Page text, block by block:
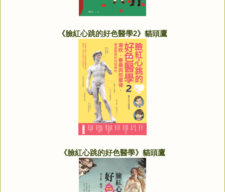
《臉紅心跳的好色醫學2》貓頭鷹
《臉紅心跳的好色醫學》貓頭鷹